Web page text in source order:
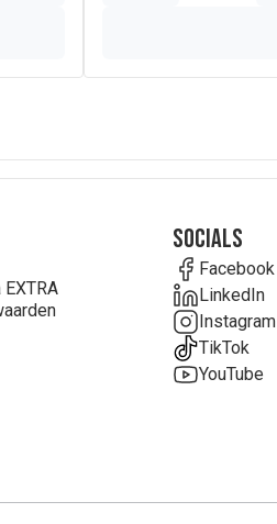
Socials
Facebook
LinkedIn
Instagram
TikTok
YouTube